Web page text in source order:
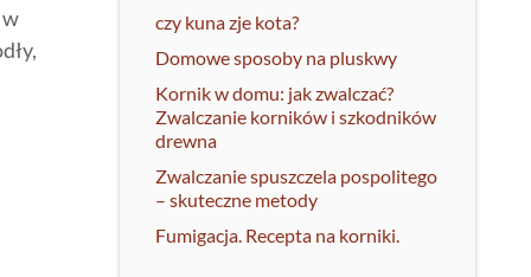
czy kuna zje kota?
Domowe sposoby na pluskwy
Kornik w domu: jak zwalczać?
Zwalczanie korników i szkodników
drewna
Zwalczanie spuszczela pospolitego
– skuteczne metody
Fumigacja. Recepta na korniki.